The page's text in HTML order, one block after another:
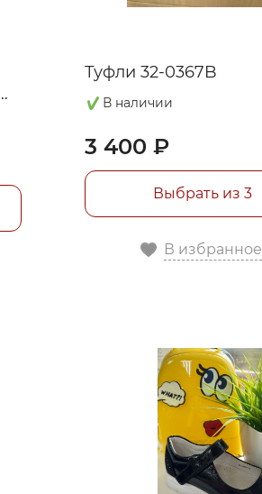
Туфли 32-0367B
В наличии
3 400 ₽
Выбрать из 3
В избранное